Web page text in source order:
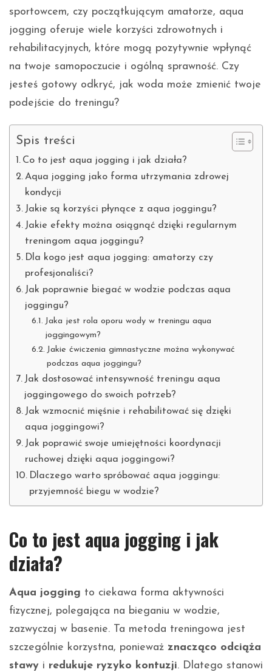
sportowcem, czy początkującym amatorze, aqua
jogging oferuje wiele korzyści zdrowotnych i
rehabilitacyjnych, które mogą pozytywnie wpłynąć
na twoje samopoczucie i ogólną sprawność. Czy
jesteś gotowy odkryć, jak woda może zmienić twoje
podejście do treningu?
Spis treści
Co to jest aqua jogging i jak działa?
Aqua jogging jako forma utrzymania zdrowej
kondycji
Jakie są korzyści płynące z aqua joggingu?
Jakie efekty można osiągnąć dzięki regularnym
treningom aqua joggingu?
Dla kogo jest aqua jogging: amatorzy czy
profesjonaliści?
Jak poprawnie biegać w wodzie podczas aqua
joggingu?
Jaka jest rola oporu wody w treningu aqua
joggingowym?
Jakie ćwiczenia gimnastyczne można wykonywać
podczas aqua joggingu?
Jak dostosować intensywność treningu aqua
joggingowego do swoich potrzeb?
Jak wzmocnić mięśnie i rehabilitować się dzięki
aqua joggingowi?
Jak poprawić swoje umiejętności koordynacji
ruchowej dzięki aqua joggingowi?
Dlaczego warto spróbować aqua joggingu:
przyjemność biegu w wodzie?
Co to jest aqua jogging i jak
działa?
Aqua jogging to ciekawa forma aktywności
fizycznej, polegająca na bieganiu w wodzie,
zazwyczaj w basenie. Ta metoda treningowa jest
szczególnie korzystna, ponieważ znacząco odciąża
stawy i redukuje ryzyko kontuzji. Dlatego stanowi